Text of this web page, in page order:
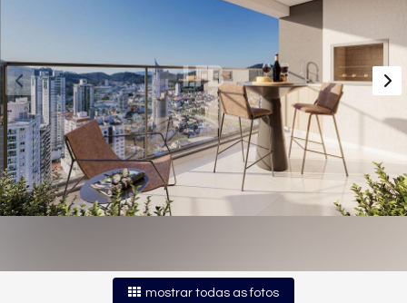
mostrar todas as fotos